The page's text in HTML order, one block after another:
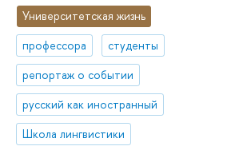
Университетская жизнь
профессора
студенты
репортаж о событии
русский как иностранный
Школа лингвистики